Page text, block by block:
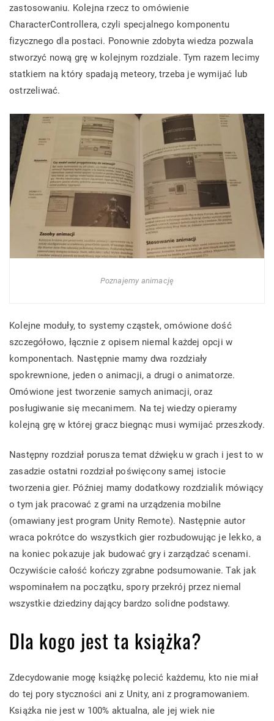
zastosowaniu. Kolejna rzecz to omówienie
CharacterControllera, czyli specjalnego komponentu
fizycznego dla postaci. Ponownie zdobyta wiedza pozwala
stworzyć nową grę w kolejnym rozdziale. Tym razem lecimy
statkiem na który spadają meteory, trzeba je wymijać lub
ostrzeliwać.
Poznajemy animację
Kolejne moduły, to systemy cząstek, omówione dość
szczegółowo, łącznie z opisem niemal każdej opcji w
komponentach. Następnie mamy dwa rozdziały
spokrewnione, jeden o animacji, a drugi o animatorze.
Omówione jest tworzenie samych animacji, oraz
posługiwanie się mecanimem. Na tej wiedzy opieramy
kolejną grę w której gracz biegnąc musi wymijać przeszkody.
Następny rozdział porusza temat dźwięku w grach i jest to w
zasadzie ostatni rozdział poświęcony samej istocie
tworzenia gier. Później mamy dodatkowy rozdzialik mówiący
o tym jak pracować z grami na urządzenia mobilne
(omawiany jest program Unity Remote). Następnie autor
wraca pokrótce do wszystkich gier rozbudowując je lekko, a
na koniec pokazuje jak budować gry i zarządzać scenami.
Oczywiście całość kończy zgrabne podsumowanie. Tak jak
wspominałem na początku, spory przekrój przez niemal
wszystkie dziedziny dający bardzo solidne podstawy.
Dla kogo jest ta książka?
Zdecydowanie mogę książkę polecić każdemu, kto nie miał
do tej pory styczności ani z Unity, ani z programowaniem.
Książka nie jest w 100% aktualna, ale jej wiek nie